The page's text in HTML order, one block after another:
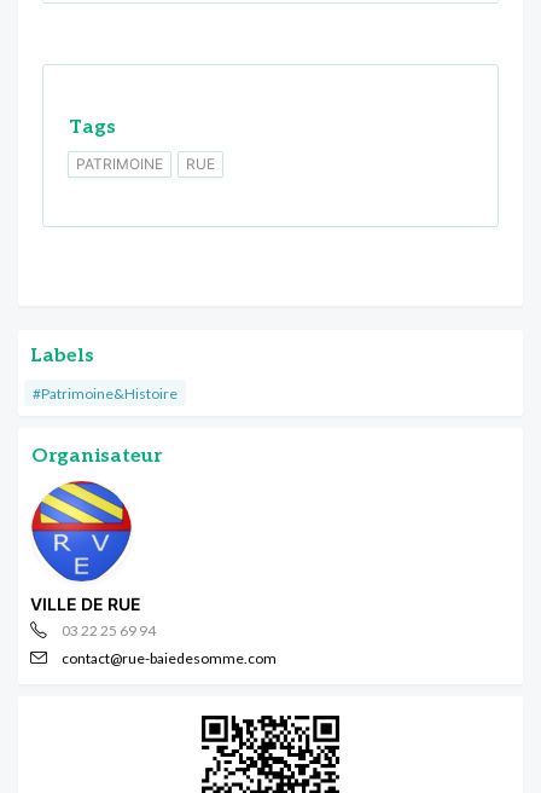
Tags
PATRIMOINE RUE
Labels
#Patrimoine&Histoire
Organisateur
VILLE DE RUE
03 22 25 69 94
contact@rue-baiedesomme.com